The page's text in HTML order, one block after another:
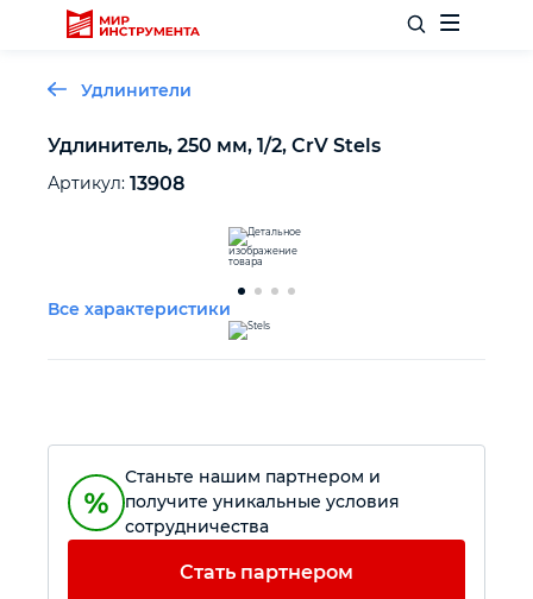
Отделочный инструмент
Слесарный инструмент
Столярный инструмент
Измерительный инструмент
Силовое оборудование
Автомобильный инструмент
Удлинители
Удлинитель, 250 мм, 1/2, CrV Stels
Артикул: 13908
Все характеристики
Станьте нашим партнером и
получите уникальные условия
сотрудничества
Стать партнером